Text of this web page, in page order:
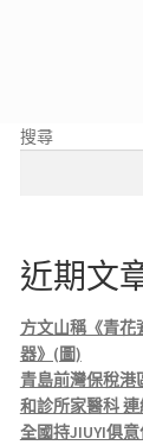
搜尋
近期文
方文山稱《青花
器》(圖)
青島前灣保稅港
和診所家醫科
全國持JIUYI俱